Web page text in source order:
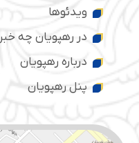
ویدئوها
در رهپویان چه خبر
درباره رهپویان
پنل رهپویان